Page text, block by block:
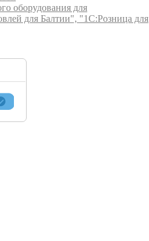
оборудования для
для Балтии", "1С:Розница для